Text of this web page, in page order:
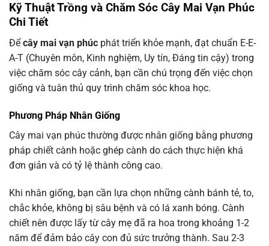
Kỹ Thuật Trồng và Chăm Sóc Cây Mai Vạn Phúc
Chi Tiết
Đểcây mai vạn phúc phát triển khỏe mạnh, đạt chuẩn E-E-
A-T (Chuyên môn, Kinh nghiệm, Uy tín, Đáng tin cậy) trong
việc chăm sóc cây cảnh, bạn cần chú trọng đến việc chọn
giống và tuân thủ quy trình chăm sóc khoa học.
Phương Pháp Nhân Giống
Cây mai vạn phúc thường được nhân giống bằng phương
pháp chiết cành hoặc ghép cành do cách thực hiện khá
đơn giản và có tỷ lệ thành công cao.
Khi nhân giống, bạn cần lựa chọn những cành bánh tẻ, to,
chắc khỏe, không bị sâu bệnh và có lá xanh bóng. Cành
chiết nên được lấy từ cây mẹ đã ra hoa trong khoảng 1-2
năm để đảm bảo cây con đủ sức trưởng thành. Sau 2-3